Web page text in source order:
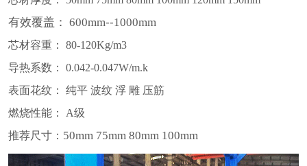
有效覆盖： 600mm--1000mm
芯材容重： 80-120Kg/m3
导热系数： 0.042-0.047W/m.k
表面花纹： 纯平 波纹 浮 雕 压筋
燃烧性能： A级
推荐尺寸： 50mm 75mm 80mm 100mm